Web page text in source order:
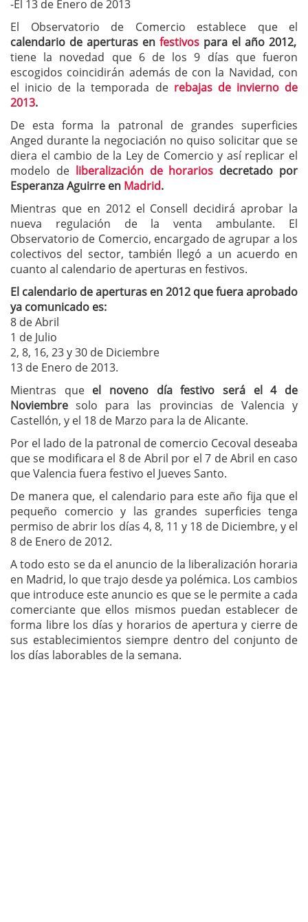
-El 13 de Enero de 2013
El Observatorio de Comercio establece que el
calendario de aperturas en festivos para el año 2012,
tiene la novedad que 6 de los 9 días que fueron
escogidos coincidirán además de con la Navidad, con
el inicio de la temporada de rebajas de invierno de
2013.
De esta forma la patronal de grandes superficies
Anged durante la negociación no quiso solicitar que se
diera el cambio de la Ley de Comercio y así replicar el
modelo de liberalización de horarios decretado por
Esperanza Aguirre en Madrid.
Mientras que en 2012 el Consell decidirá aprobar la
nueva regulación de la venta ambulante. El
Observatorio de Comercio, encargado de agrupar a los
colectivos del sector, también llegó a un acuerdo en
cuanto al calendario de aperturas en festivos.
El calendario de aperturas en 2012 que fuera aprobado
ya comunicado es:
8 de Abril
1 de Julio
2, 8, 16, 23 y 30 de Diciembre
13 de Enero de 2013.
Mientras que el noveno día festivo será el 4 de
Noviembresolo para las provincias de Valencia y
Castellón, y el 18 de Marzo para la de Alicante.
Por el lado de la patronal de comercio Cecoval deseaba
que se modificara el 8 de Abril por el 7 de Abril en caso
que Valencia fuera festivo el Jueves Santo.
De manera que, el calendario para este año fija que el
pequeño comercio y las grandes superficies tenga
permiso de abrir los días 4, 8, 11 y 18 de Diciembre, y el
8 de Enero de 2012.
A todo esto se da el anuncio de la liberalización horaria
en Madrid, lo que trajo desde ya polémica. Los cambios
que introduce este anuncio es que se le permite a cada
comerciante que ellos mismos puedan establecer de
forma libre los días y horarios de apertura y cierre de
sus establecimientos siempre dentro del conjunto de
los días laborables de la semana.